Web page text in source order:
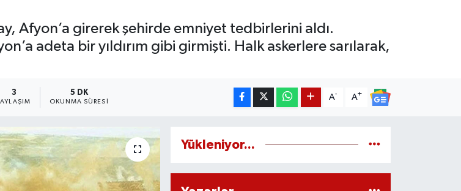
Afyon’a girerek şehirde emniyet tedbirlerini aldı.
adeta bir yıldırım gibi girmişti. Halk askerlere sarılarak,
3 5 DK
OKUNMA SÜRESI
A- A+
Yükleniyor...